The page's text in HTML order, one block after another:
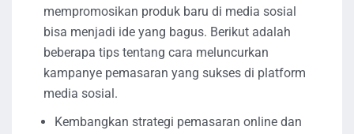
mempromosikan produk baru di media sosial
bisa menjadi ide yang bagus. Berikut adalah
beberapa tips tentang cara meluncurkan
kampanye pemasaran yang sukses di platform
media sosial.
Kembangkan strategi pemasaran online dan